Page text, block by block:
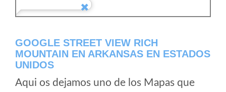
GOOGLE STREET VIEW RICH
MOUNTAIN EN ARKANSAS EN ESTADOS
UNIDOS
Aqui os dejamos uno de los Mapas que